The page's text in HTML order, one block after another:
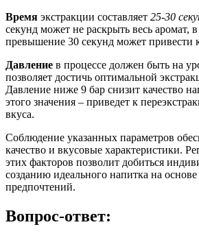
Время экстракции составляет 25-30
секунд может не раскрыть весь аромат,
превышение 30 секунд может привести
Давление в процессе должен быть на
позволяет достичь оптимальной
Давление ниже 9 бар снизит качество
этого значения – приведет к
вкуса.
Соблюдение указанных параметров
качество и вкусовые характеристики.
этих факторов позволит добиться
созданию идеального напитка на
предпочтений.
Вопрос-ответ: